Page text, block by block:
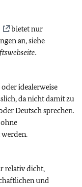
bietet nur
an, siehe
.
idealerweise
da nicht damit zu
Deutsch sprechen.
werden.
relativ dicht,
und